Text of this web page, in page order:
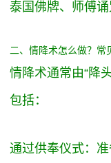
泰国佛牌、师傅诵
二、情降术怎么做？常
情降术通常由“降
包括：
通过供奉仪式：